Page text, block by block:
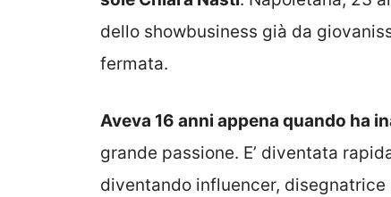
dello showbusiness già da
fermata.
Aveva 16 anni appena quando ha
grande passione. E’ diventata
diventando influencer,